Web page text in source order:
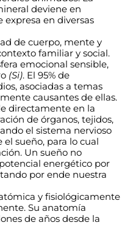
deviene en
expresa en diversas
de cuerpo, mente y
familiar y social.
emocional sensible,
(Si). El 95% de
asociadas a temas
causantes de ellas.
directamente en la
de órganos, tejidos,
el sistema nervioso
sueño, para lo cual
Un sueño no
energético por
por ende nuestra
y fisiológicamente
Su anatomía
de años desde la